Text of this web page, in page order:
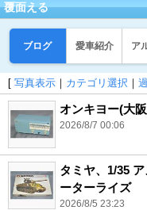
覆面える
ブログ 愛車紹介 ア
[ 写真表示 ｜ カテゴリ選択 ｜
オンキヨー(大
2026/8/7 00:06
タミヤ、1/35
ーターライズ
2026/8/5 23:23